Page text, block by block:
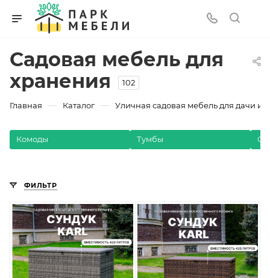
Садовая мебель для
хранения
102
Главная — Каталог — Уличная садовая мебель для дачи и
Комоды Тумбы
ФИЛЬТР